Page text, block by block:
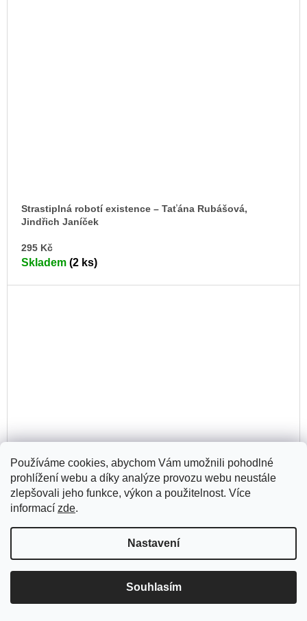
Používáme cookies, abychom Vám umožnili pohodlné
prohlížení webu a díky analýze provozu webu neustále
zlepšovali jeho funkce, výkon a použitelnost. Více
informací zde.
Nastavení
Souhlasím
Strastiplná robotí existence – Taťána Rubášová,
Jindřich Janíček
295 Kč
Skladem (2 ks)
365 Kč DO
Skladem(1 ks)